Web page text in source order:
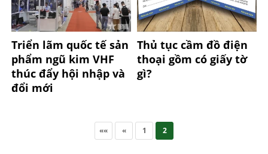
Triển lãm quốc tế sản
phẩm ngũ kim VHF
thúc đẩy hội nhập và
đổi mới
Thủ tục cầm đồ điện
thoại gồm có giấy tờ
gì?
«« « 1 2